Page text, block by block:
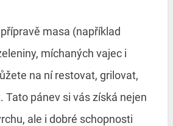
masa (například
míchaných vajec i
na ní restovat, grilovat,
Tato pánev si vás získá nejen
ale i dobré schopnosti